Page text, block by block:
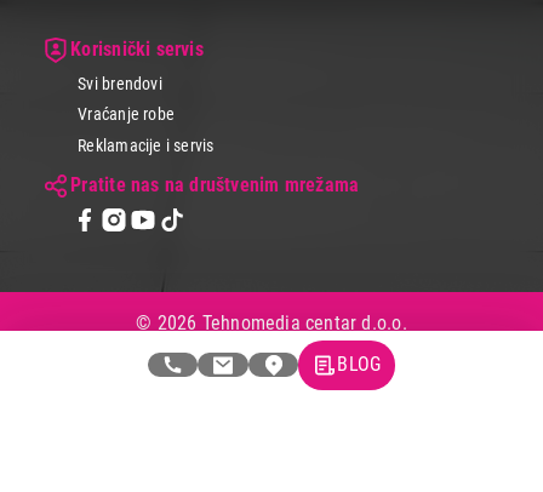
Korisnički servis
Svi brendovi
Vraćanje robe
Reklamacije i servis
Pratite nas na društvenim mrežama
© 2026 Tehnomedia centar d.o.o.
BLOG